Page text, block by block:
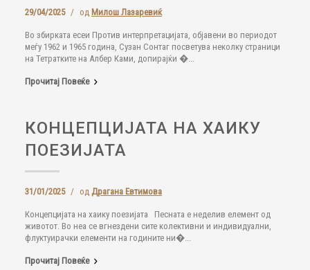
29/04/2025 / од Милош Лазаревиќ
Во збирката есеи Против интерпретацијата, објавени во периодот
меѓу 1962 и 1965 година, Сузан Сонтаг посветува неколку страници
на Тетратките на Албер Ками, допирајќи �...
Прочитај Повеќе
КОНЦЕПЦИЈАТА НА ХАИКУ
ПОЕЗИЈАТА
31/01/2025 / од Драгана Евтимова
Концепцијата на хаику поезијата Песната е неделив елемент од
животот. Во неа се вгнездени сите колективни и индивидуални,
флуктуирачки елементи на годините ни�...
Прочитај Повеќе